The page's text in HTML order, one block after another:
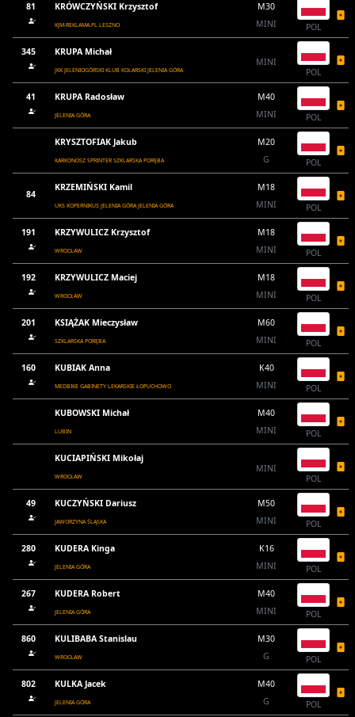
81 KRÓWCZYŃSKI Krzysztof
KJM-REKLAMA.PL LESZNO
M30
MINI
POL
345 KRUPA Michał
JKK JELENIOGÓRSKI KLUB KOLARSKI JELENIA GÓRA
MINI
POL
41 KRUPA Radosław
JELENIA GÓRA
M40
MINI
POL
KRYSZTOFIAK Jakub
KARKONOSZ SPRINTER SZKLARSKA PORĘBA
M20
G
POL
84
KRZEMIŃSKI Kamil
UKS KOPERNIKUS JELENIA GÓRA JELENIA GÓRA
M18
MINI
POL
191 KRZYWULICZ Krzysztof
WROCŁAW
M18
MINI
POL
192 KRZYWULICZ Maciej
WROCŁAW
M18
MINI
POL
201 KSIĄŻAK Mieczysław
SZKLARSKA PORĘBA
M60
MINI
POL
160 KUBIAK Anna
MEDBIKE GABINETY LEKARSKIE ŁOPUCHOWO
K40
MINI
POL
KUBOWSKI Michał
LUBIN
M40
MINI
POL
KUCIAPIŃSKI Mikołaj
WROCŁAW
MINI
POL
49 KUCZYŃSKI Dariusz
JAWORZYNA ŚLĄSKA
M50
MINI
POL
280 KUDERA Kinga
JELENIA GÓRA
K16
MINI
POL
267 KUDERA Robert
JELENIA GÓRA
M40
MINI
POL
860 KULIBABA Stanislau
WROCŁAW
M30
G
POL
802 KULKA Jacek
JELENIA GÓRA
M40
G
POL